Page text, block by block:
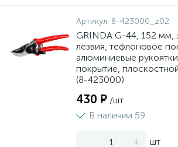
Артикул: 8-423000_z02
GRINDA G-44, 152 мм,
лезвия, тефлоновое
алюминиевые
покрытие,
(8-423000)
430 ₽ /шт
В наличии 59
- + шт